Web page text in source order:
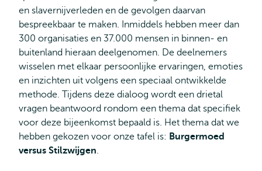
en slavernijverleden en de gevolgen daarvan
bespreekbaar te maken. Inmiddels hebben meer dan
300 organisaties en 37.000 mensen in binnen- en
buitenland hieraan deelgenomen. De deelnemers
wisselen met elkaar persoonlijke ervaringen, emoties
en inzichten uit volgens een speciaal ontwikkelde
methode. Tijdens deze dialoog wordt een drietal
vragen beantwoord rondom een thema dat specifiek
voor deze bijeenkomst bepaald is. Het thema dat we
hebben gekozen voor onze tafel is: Burgermoed
versus Stilzwijgen.